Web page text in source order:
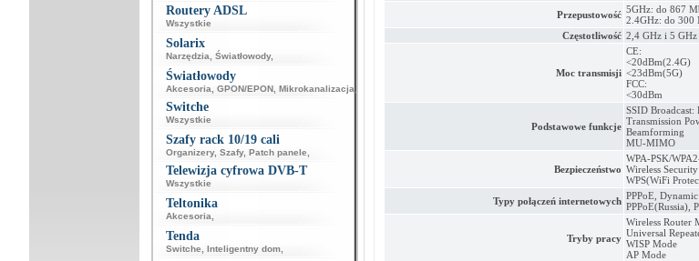
Routery ADSL
Wszystkie
Solarix
Narzędzia Światłowody,
Światłowody
Akcesoria GPON/EPON, Mikrokanalizacja
Switche
Wszystkie
Szafy rack 10/19 cali
Organizery, Szafy, Patch panele
Telewizja cyfrowa DVB-T
Wszystkie
Teltonika
Akcesoria
Tenda
Switche Inteligentny dom,
Przepustowość 5GHz: do 867
2.4GHz: do 300
Częstotliwość 2,4 GHz i 5 GHz
Moc transmisji
CE:
<20dBm(2.4G)
<23dBm(5G)
FCC:
<30dBm
Podstawowe funkcje
SSID Broadcast:
Transmission
Beamforming
MU-MIMO
Bezpieczeństwo
WPA-PSK/
Wireless
WPS(WiFi
Typy połączeń internetowych PPPoE,
PPPoE(Russia),
Tryby pracy
Wireless Router
Universal
WISP Mode
AP Mode